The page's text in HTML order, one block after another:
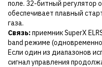
поле. 32-битный регулятор
обеспечивает плавный
газа.
Связь:приемник SuperX
band режиме
Если один из диапазонов
сигнал управления